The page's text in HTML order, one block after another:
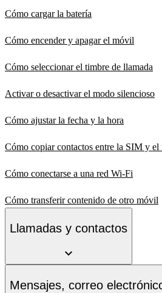
Cómo cargar la batería
Cómo encender y apagar el móvil
Cómo seleccionar el timbre de llamada
Activar o desactivar el modo silencioso
Cómo ajustar la fecha y la hora
Cómo copiar contactos entre la SIM y el
Cómo conectarse a una red Wi-Fi
Cómo transferir contenido de otro móvil
Llamadas y contactos
Mensajes, correo